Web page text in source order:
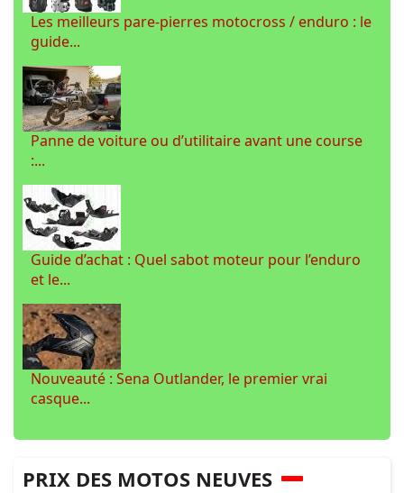
Les meilleurs pare-pierres motocross / enduro : le
guide...
Panne de voiture ou d’utilitaire avant une course
:...
Guide d’achat : Quel sabot moteur pour l’enduro
et le...
Nouveauté : Sena Outlander, le premier vrai
casque...
PRIX DES MOTOS NEUVES